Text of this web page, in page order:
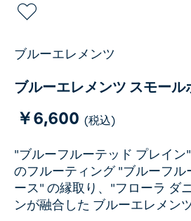
ブルーエレメンツ
ブルーエレメンツ スモー
￥6,600 (税込)
"ブルーフルーテッド プレイ
のフルーティング "ブルーフル
ース" の縁取り、"フローラ ダ
ンが融合した ブルーエレメン